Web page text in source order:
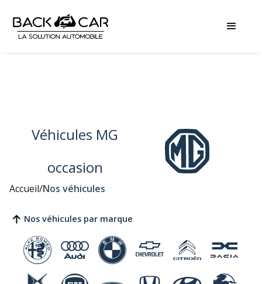
Véhicules MG
occasion
Accueil/Nos véhicules
Nos véhicules par marque